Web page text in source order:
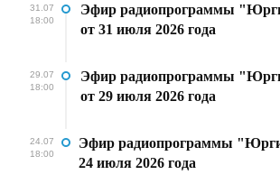
31.07
18:00
Эфир радиопрограммы
от 31 июля 2026 года
29.07
18:00
Эфир радиопрограммы
от 29 июля 2026 года
24.07
18:00
Эфир радиопрограммы
24 июля 2026 года